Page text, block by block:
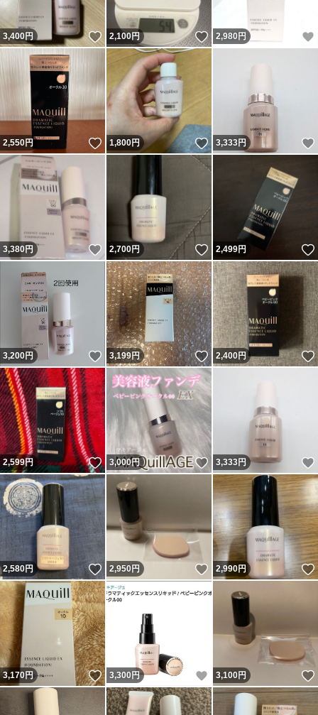
3,400円 いいね！
2,100円 いいね！
2,980 円
2,550円 いいね！
1,800円 いいね！
3,333円
3,380円 いいね！
2,700円 いいね！
2,499円
3,200円 いいね！
3,199円 いいね！
2,400円
2,599円 いいね！
3,000円 いいね！
3,333円
2,580円 いいね！
2,950円 いいね！
2,990円
3,170円 いいね！
3,300 円 いいね！
3,100円